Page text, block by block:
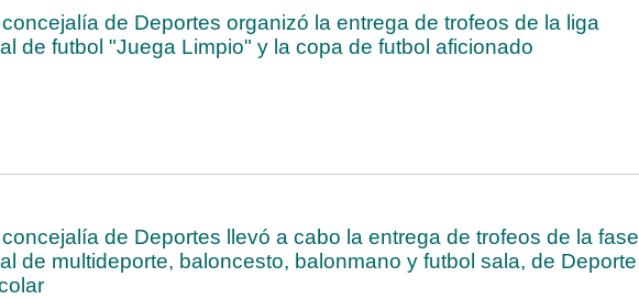
de Deportes organizó la entrega de trofeos de la liga
de futbol "Juega Limpio" y la copa de futbol aficionado
de Deportes llevó a cabo la entrega de trofeos de la fase
de multideporte, baloncesto, balonmano y futbol sala, de Deporte